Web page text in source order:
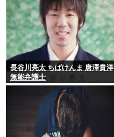
長谷川亮太 ちばけんま 唐澤貴洋
無能弁護士